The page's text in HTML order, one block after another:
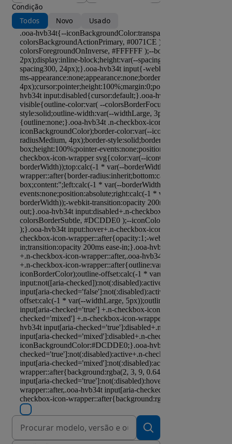
Condição
Todos
Novo Usado